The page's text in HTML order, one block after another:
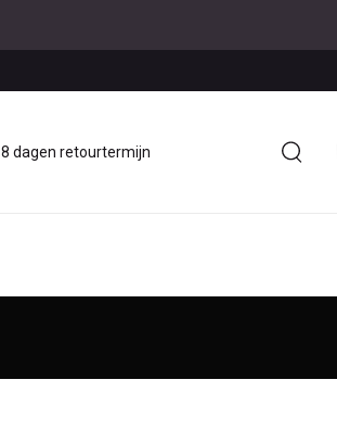
8 dagen retourtermijn